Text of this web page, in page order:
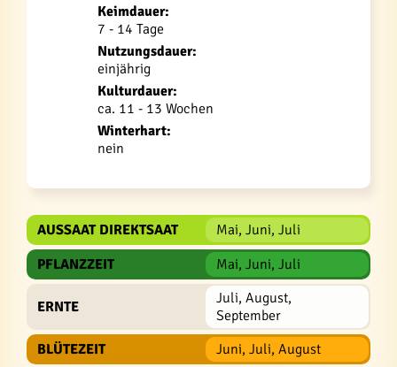
Keimdauer:
7 - 14 Tage
Nutzungsdauer:
einjährig
Kulturdauer:
ca. 11 - 13 Wochen
Winterhart:
nein
AUSSAAT DIREKTSAAT
Mai, Juni, Juli
PFLANZZEIT
Mai, Juni, Juli
ERNTE
Juli, August,
September
BLÜTEZEIT
Juni, Juli, August